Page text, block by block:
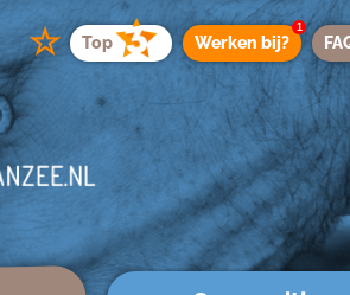
☆ Top Werken bij?
1